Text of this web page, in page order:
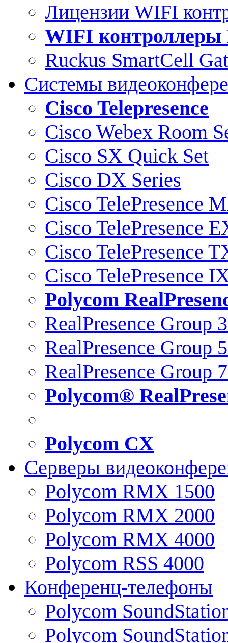
Лицензии WIFI
WIFI контроллеры
Ruckus SmartCell
Системы
Cisco Telepresence
Cisco Webex Room
Cisco SX Quick Set
Cisco DX Series
Cisco TelePresence
Cisco TelePresence
Cisco TelePresence
Cisco TelePresence
Polycom
RealPresence Group
RealPresence Group
RealPresence Group
Polycom®
Polycom CX
Серверы
Polycom RMX 1500
Polycom RMX 2000
Polycom RMX 4000
Polycom RSS 4000
Конференц-телефоны
Polycom
Polycom